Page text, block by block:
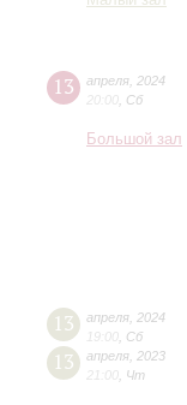
13 апреля 2024
20:00 Сб
Большой зал
13 апреля 2024
19:00 Сб
13 апреля 2023
21:00 Чт